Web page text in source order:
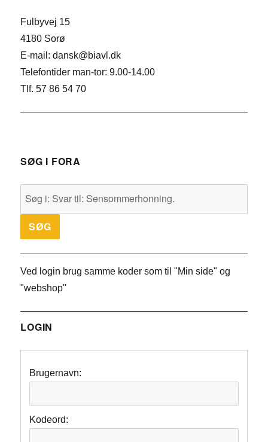
Fulbyvej 15
4180 Sorø
E-mail: dansk@biavl.dk
Telefontider man-tor: 9.00-14.00
Tlf. 57 86 54 70
SØG I FORA
Ved login brug samme koder som til "Min side" og
"webshop"
LOGIN
Brugernavn:
Kodeord: